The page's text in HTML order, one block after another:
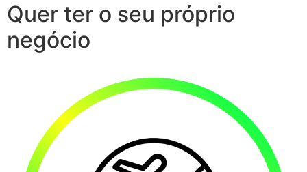
Quer ter o seu próprio
negócio